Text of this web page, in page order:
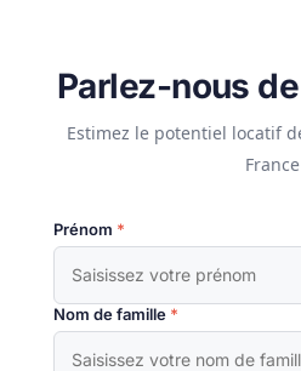
Parlez-nous
Estimez le potentiel locatif
France
Prénom *
Nom de famille *